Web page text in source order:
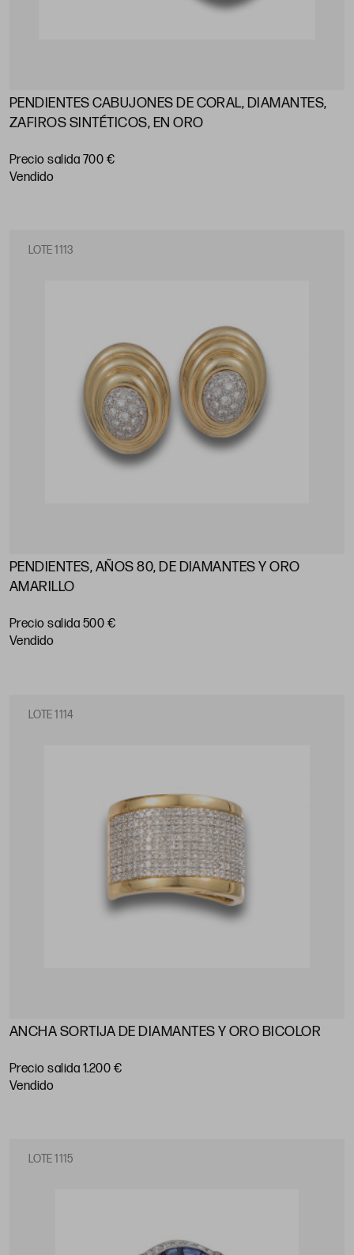
PENDIENTES CABUJONES DE CORAL, DIAMANTES,
ZAFIROS SINTÉTICOS, EN ORO
Precio salida 700 €
vendido
LOTE 1113
PENDIENTES, AÑOS 80, DE DIAMANTES Y ORO
AMARILLO
Precio salida 500 €
vendido
LOTE 1114
ANCHA SORTIJA DE DIAMANTES Y ORO BICOLOR
Precio salida 1.200 €
vendido
LOTE 1115